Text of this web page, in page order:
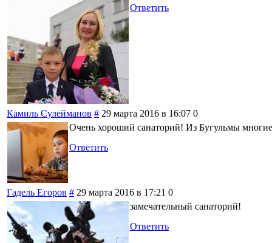
Ответить
Камиль Сулейманов # 29 марта 2016 в 16:07 0
Очень хороший санаторий! Из Бугульмы
Ответить
Гадель Егоров # 29 марта 2016 в 17:21 0
замечательный санаторий!
Ответить